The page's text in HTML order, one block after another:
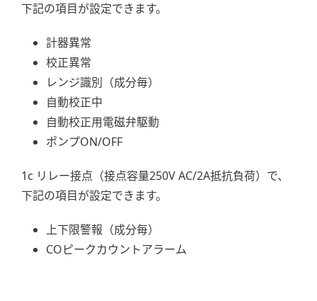
下記の項目が設定できます。
計器異常
校正異常
レンジ識別（成分毎）
自動校正中
自動校正用電磁弁駆動
ポンプON/OFF
1c リレー接点（接点容量250V AC/2A抵抗負荷）で、
下記の項目が設定できます。
上下限警報（成分毎）
COピークカウントアラーム